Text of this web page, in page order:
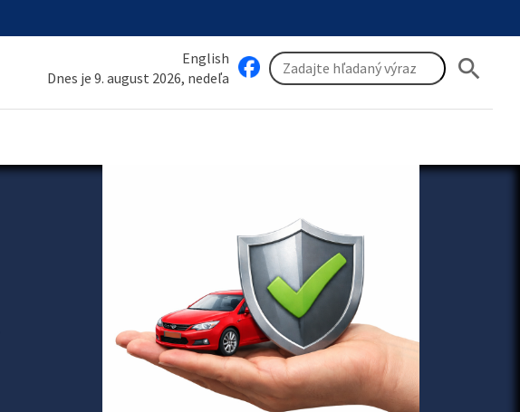
English
Dnes je 9. august 2026, nedeľa
search